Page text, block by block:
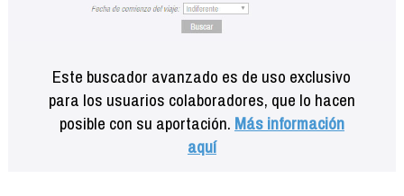
Este buscador avanzado es de uso exclusivo
para los usuarios colaboradores, que lo hacen
posible con su aportación. Más información
aquí